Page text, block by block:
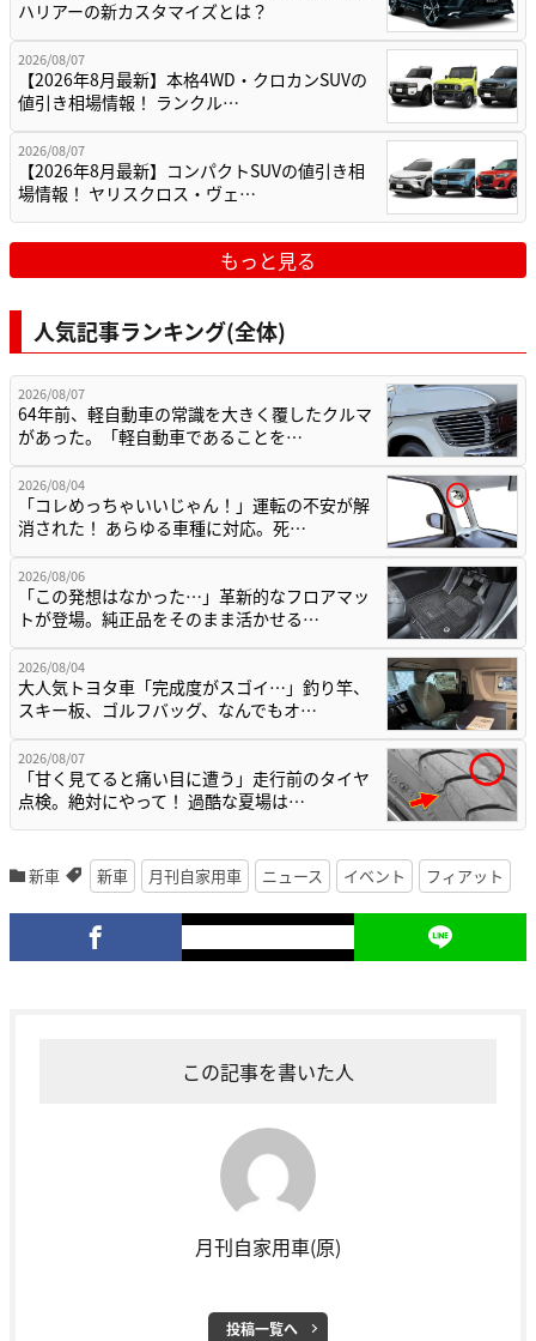
ハリアーの新カスタマイズとは？
2026/08/07
【2026年8月最新】本格4WD・クロカンSUVの
値引き相場情報！ ランクル…
2026/08/07
【2026年8月最新】コンパクトSUVの値引き相
場情報！ ヤリスクロス・ヴェ…
もっと見る
人気記事ランキング(全体)
2026/08/07
64年前、軽自動車の常識を大きく覆したクルマ
があった。「軽自動車であることを…
2026/08/04
「コレめっちゃいいじゃん！」運転の不安が解
消された！ あらゆる車種に対応。死…
2026/08/06
「この発想はなかった…」革新的なフロアマッ
トが登場。純正品をそのまま活かせる…
2026/08/04
大人気トヨタ車「完成度がスゴイ…」釣り竿、
スキー板、ゴルフバッグ、なんでもオ…
2026/08/07
「甘く見てると痛い目に遭う」走行前のタイヤ
点検。絶対にやって！ 過酷な夏場は…
新車 新車 月刊自家用車 ニュース イベント フィアット
この記事を書いた人
月刊自家用車(原)
投稿一覧へ